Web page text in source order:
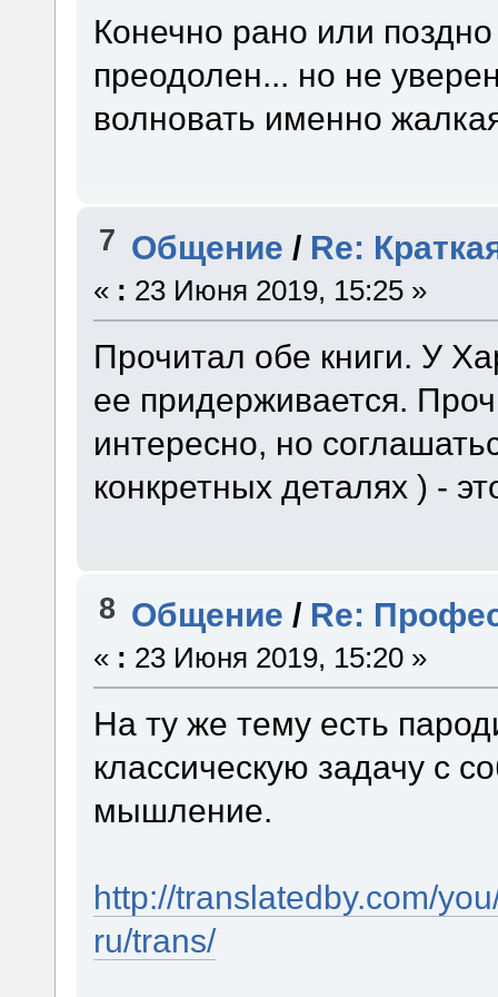
Конечно рано или
преодолен... но не
волновать именно
7 Общение / Re:
« : 23 Июня 2019, 15:25 »
Прочитал обе книги. У
ее придерживается.
интересно, но
конкретных деталях ) -
8 Общение / Re:
« : 23 Июня 2019, 15:20 »
На ту же тему есть
классическую задачу с
мышление.
http://translatedby.com/
ru/trans/